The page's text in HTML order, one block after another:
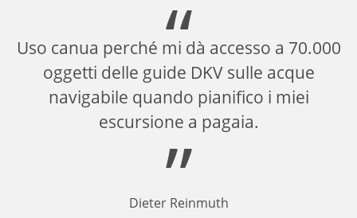
Uso canua perché mi dà accesso a 70.000
oggetti delle guide DKV sulle acque
navigabile quando pianifico i miei
escursione a pagaia.
Dieter Reinmuth